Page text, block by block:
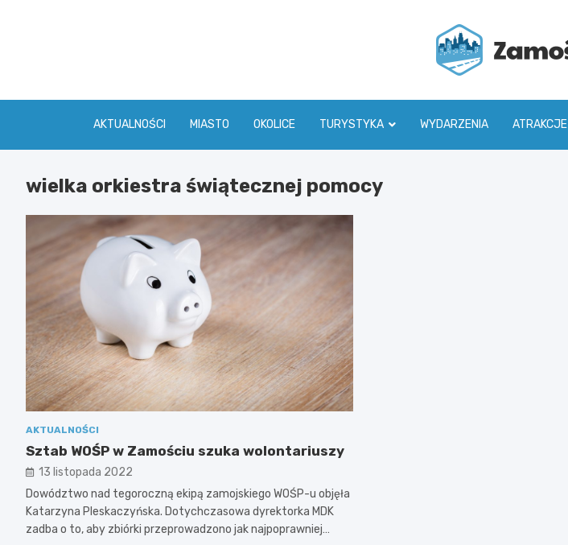
AKTUALNOŚCI MIASTO OKOLICE TURYSTYKA WYDARZENIA ATRAKCJE
wielka orkiestra świątecznej pomocy
AKTUALNOŚCI
Sztab WOŚP w Zamościu szuka wolontariuszy
13 listopada 2022
Dowództwo nad tegoroczną ekipą zamojskiego WOŚP-u objęła
Katarzyna Pleskaczyńska. Dotychczasowa dyrektorka MDK
zadba o to, aby zbiórki przeprowadzono jak najpoprawniej…